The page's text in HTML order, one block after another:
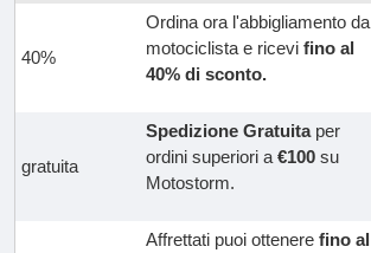
40%
Ordina ora l'abbigliamento da
motociclista e ricevi fino al
40% di sconto.
gratuita
Spedizione Gratuitaper
ordini superiori a €100 su
Motostorm.
Affrettati puoi ottenere fino al